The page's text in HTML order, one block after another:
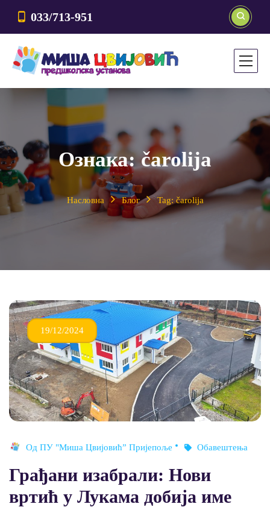
033/713-951
Ознака:čarolija
Насловна Блог Tag: čarolija
19/12/2024
Од ПУ "Миша Цвијовић” Пријепоље Обавештења
Грађани изабрали: Нови
вртић у Лукама добија име